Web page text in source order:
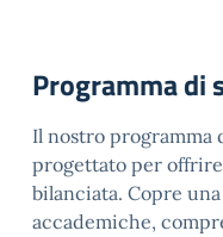
Programma di
Il nostro programma
progettato per
bilanciata. Copre
accademiche,